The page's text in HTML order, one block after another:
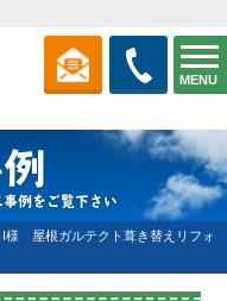
MENU
例をご覧下さい
屋根ガルテクト葺き替えリフォ